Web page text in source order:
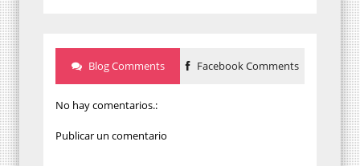
Blog Comments Facebook Comments
No hay comentarios.:
Publicar un comentario